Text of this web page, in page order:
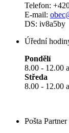
Telefon:
E-mail:
DS: iv8a5by
Úřední
Pondělí
8.00 - 12.00
Středa
8.00 - 12.00
Pošta